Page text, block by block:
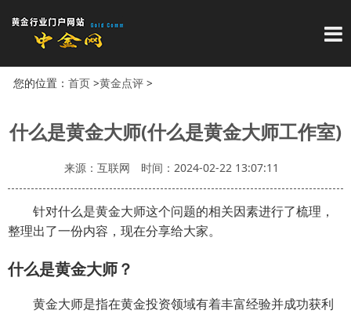
导
您的位置： 首页>黄金点评>
什么是黄金大师(什么是黄金大师工作室)
来源：互联网 时间：2024-02-22 13:07:11
针对什么是黄金大师这个问题的相关因素进行了梳理，
整理出了一份内容，现在分享给大家。
什么是黄金大师？
黄金大师是指在黄金投资领域有着丰富经验并成功获利